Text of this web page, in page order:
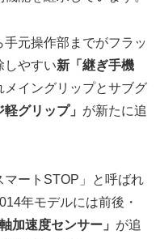
元操作部までがフラッ
しやすい新「継ぎ手機
メイングリップとサブグ
軽グリップ」 が新たに追
ートSTOP」と呼ばれ
年モデルには前後・
軸加速度センサー」 が追